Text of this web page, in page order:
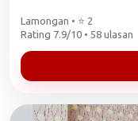
Lamongan • ⭐ 2
Rating 7.9/10 • 58 ulasan